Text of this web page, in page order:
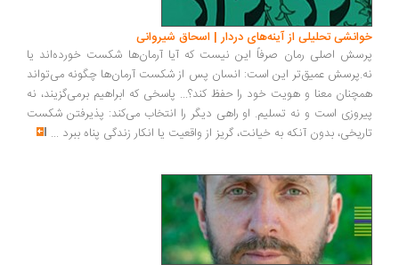
تحلیلی از آینه‌های دردار | اسحاق شیروانی
اصلی رمان صرفاً این نیست که آیا آرمان‌ها شکست خورده‌اند یا
عمیق‌تر این است: انسان پس از شکست آرمان‌ها چگونه می‌تواند
معنا و هویت خود را حفظ کند؟... پاسخی که ابراهیم برمی‌گزیند، نه
است و نه تسلیم. او راهی دیگر را انتخاب می‌کند: پذیرفتن شکست
بدون آنکه به خیانت، گریز از واقعیت یا انکار زندگی پناه ببرد...